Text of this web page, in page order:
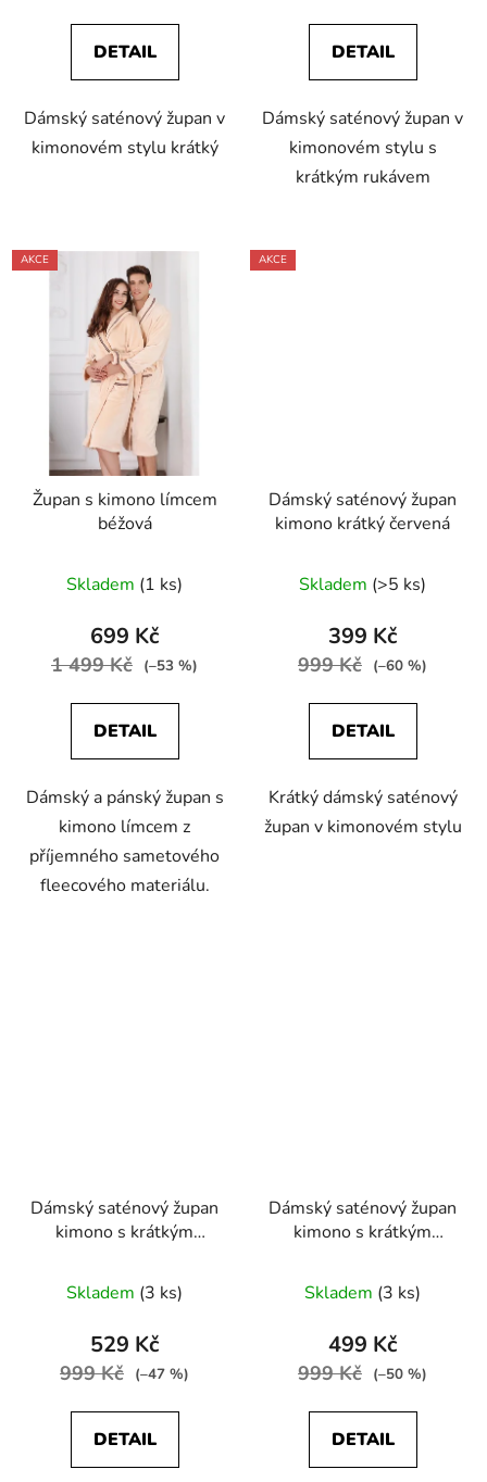
DETAIL
Dámský saténový župan v
kimonovém stylu krátký
DETAIL
Dámský saténový župan v
kimonovém stylu s
krátkým rukávem
AKCE
Župan s kimono límcem
béžová
Skladem (1 ks)
699 Kč
1 499 Kč (–53 %)
DETAIL
Dámský a pánský župan s
kimono límcem z
příjemného sametového
fleecového materiálu.
AKCE
Dámský saténový župan
kimono krátký červená
Skladem (>5 ks)
399 Kč
999 Kč (–60 %)
DETAIL
Krátký dámský saténový
župan v kimonovém stylu
Dámský saténový župan
kimono s krátkým
Skladem (3 ks)
529 Kč
999 Kč (–47 %)
DETAIL
Dámský saténový župan
kimono s krátkým
Skladem (3 ks)
499 Kč
999 Kč (–50 %)
DETAIL